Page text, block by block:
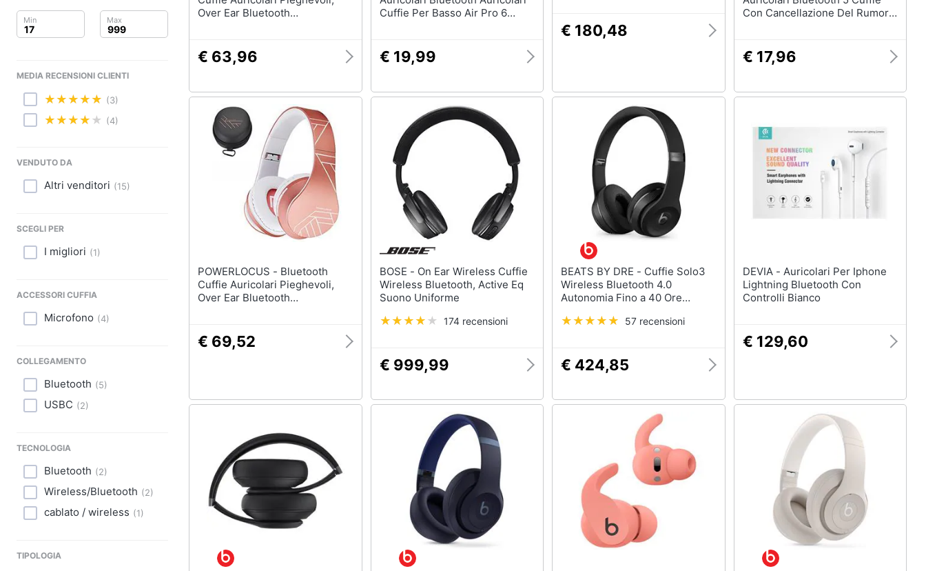
Giocattoli
Prima infanzia
Fotografia
Casalinghi
Sport
Motori
Libri, cd e dvd
Festività e ricorrenze
Promozioni
MEDIA RECENSIONI CLIENTI
(3)
(4)
VENDUTO DA
Altri venditori (15)
SCEGLI PER
I migliori (1)
ACCESSORI CUFFIA
Microfono (4)
COLLEGAMENTO
Bluetooth (5)
USBC (2)
TECNOLOGIA
Bluetooth (2)
Wireless/Bluetooth (2)
cablato / wireless (1)
TIPOLOGIA
Over Ear Bluetooth
Con Microfono, Micro Sd / tf,
Fm Per Iphone / samsung / ipad
€ 63,96
Cuffie Per Basso Air Pro 6
Xiaomi Huawei | auricolari E
Cuffie Bluetooth
€ 19,99
€ 180,48
Con Cancellazione Del Rumore
Auricolari Delle Cuffie Per
Iphone E Android
€ 17,96
POWERLOCUS - Bluetooth
Cuffie Auricolari Pieghevoli,
Over Ear Bluetooth
Con Microfono, Micro Sd / tf,
Fm Per Iphone / samsung / ipad
€ 69,52
BOSE - On Ear Wireless Cuffie
Wireless Bluetooth, Active Eq
Suono Uniforme
174 recensioni
€ 999,99
BEATS BY DRE - Cuffie Solo3
Wireless Bluetooth 4.0
Autonomia Fino a 40 Ore
57 recensioni
€ 424,85
DEVIA - Auricolari Per Iphone
Lightning Bluetooth Con
Controlli Bianco
€ 129,60